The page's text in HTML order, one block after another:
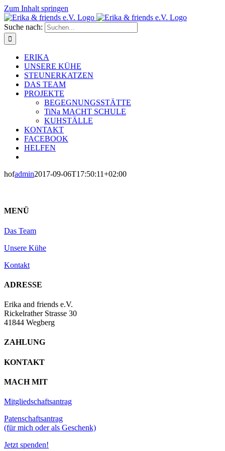
Zum Inhalt springen
Suche nach:
ERIKA
UNSERE KÜHE
STEUNERKATZEN
DAS TEAM
PROJEKTE
BEGEGNUNGSSTÄTTE
TiNa MACHT SCHULE
KUHSTÄLLE
KONTAKT
FACEBOOK
HELFEN
hofadmin2017-09-06T17:50:11+02:00
MENÜ
Das Team
Unsere Kühe
Kontakt
ADRESSE
Erika and friends e.V.
Rickelrather Strasse 30
41844 Wegberg
ZAHLUNG
KONTAKT
MACH MIT
Mitgliedschaftsantrag
Patenschaftsantrag
(für mich oder als Geschenk)
Jetzt spenden!